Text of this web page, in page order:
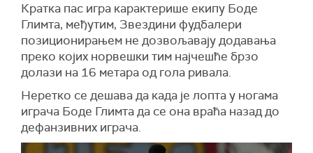
Кратка пас игра карактерише екипу Боде
Глимта, међутим, Звездини фудбалери
позиционирањем не дозвољавају додавања
преко којих норвешки тим најчешће брзо
долази на 16 метара од гола ривала.
Неретко се дешава да када је лопта у ногама
играча Боде Глимта да се она враћа назад до
дефанзивних играча.